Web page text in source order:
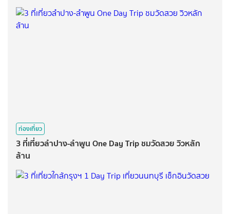
ท่องเที่ยว
3 ที่เที่ยวลำปาง-ลำพูน One Day Trip ชมวัดสวย วิวหลัก
ล้าน